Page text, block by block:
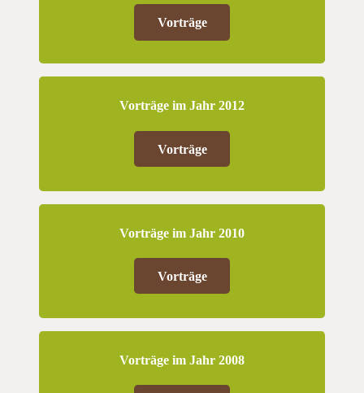
Vorträge
Vorträge im Jahr 2012
Vorträge
Vorträge im Jahr 2010
Vorträge
Vorträge im Jahr 2008